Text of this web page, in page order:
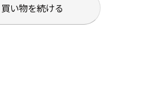
買い物を続ける